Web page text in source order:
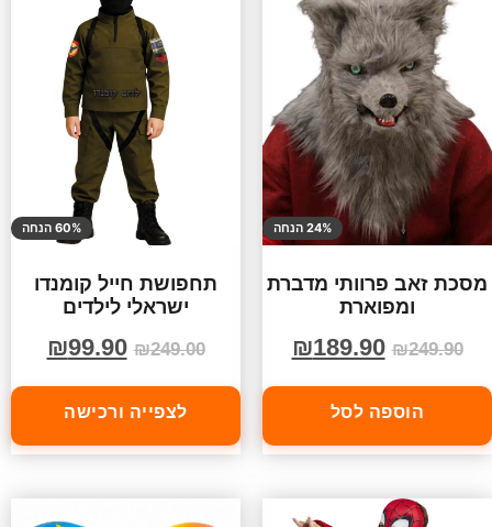
24% הנחה
מסכת זאב פרוותי מדברת
ומפוארת
₪249.90
₪189.90
הוספה לסל
60% הנחה
תחפושת חייל קומנדו
ישראלי לילדים
₪249.00
₪99.90
לצפייה ורכישה